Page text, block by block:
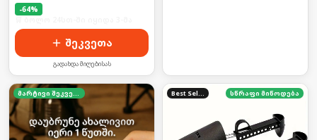
-64%
შეკვეთა
გადახდა მიღებისას
მარტივი შეკვეთა Best Seller სწრაფი მიწოდება